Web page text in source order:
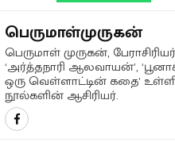
பெருமாள்முருகன்
பெருமாள் முருகன்,
‘அர்த்தநாரி ஆலவாயன்’,
ஒரு வெள்ளாட்டின் கதை’
நூல்களின் ஆசிரியர்.